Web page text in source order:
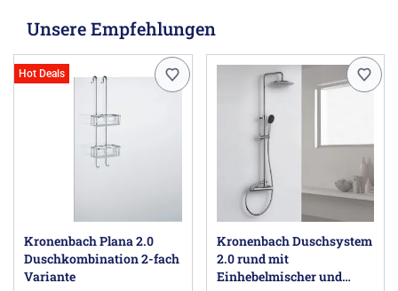
Unsere Empfehlungen
Hot Deals
Kronenbach Plana 2.0
Duschkombination 2-fach
Variante
Kronenbach Duschsystem
2.0 rund mit
Einhebelmischer und